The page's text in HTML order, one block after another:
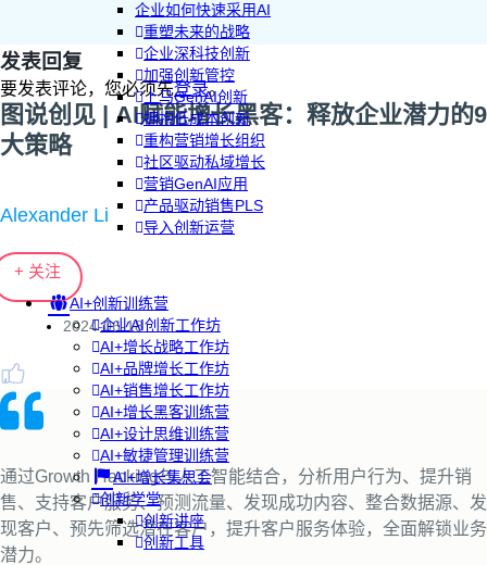
企业如何快速采用AI
重塑未来的战略
企业深科技创新
加强创新管控
上马GenAI创新
拥抱低成本创新
重构营销增长组织
社区驱动私域增长
营销GenAI应用
产品驱动销售PLS
导入创新运营
AI+创新训练营
企业AI创新工作坊
AI+增长战略工作坊
AI+品牌增长工作坊
AI+销售增长工作坊
AI+增长黑客训练营
AI+设计思维训练营
AI+敏捷管理训练营
AI+增长集思会
创新学堂
创新讲座
创新工具
发表回复
要发表评论，您必须先登录。
图说创见 | AI赋能增长黑客：释放企业潜力的9
大策略
Alexander Li
+ 关注
2024-06-18
通过Growth Hacking与人工智能结合，分析用户行为、提升销
售、支持客户服务、预测流量、发现成功内容、整合数据源、发
现客户、预先筛选潜在客户，提升客户服务体验，全面解锁业务
潜力。